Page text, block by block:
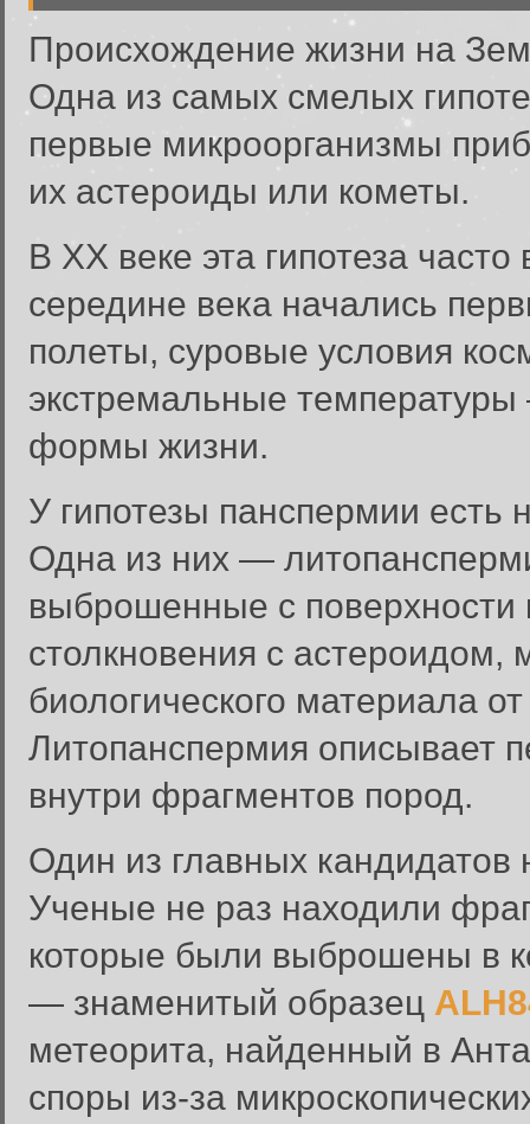
Происхождение жизни на
Одна из самых смелых
первые микроорганизмы
их астероиды или кометы.
В XX веке эта гипотеза
середине века начались
полеты, суровые условия
экстремальные
формы жизни.
У гипотезы панспермии есть
Одна из них —
выброшенные с поверхности
столкновения с астероидом,
биологического материала
Литопанспермия описывает
внутри фрагментов пород.
Один из главных
Ученые не раз находили
которые были выброшены в
— знаменитый образец
метеорита, найденный в
споры из-за